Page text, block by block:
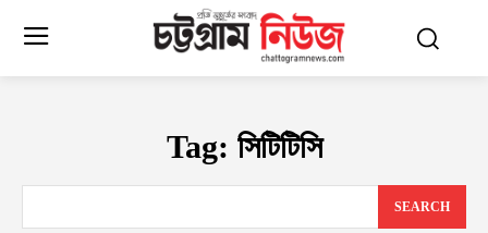
Tag: সিটিটিসি
SEARCH